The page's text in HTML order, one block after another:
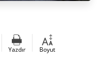
Yazdır Boyut